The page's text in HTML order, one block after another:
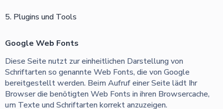
5. Plugins und Tools
Google Web Fonts
Diese Seite nutzt zur einheitlichen Darstellung von
Schriftarten so genannte Web Fonts, die von Google
bereitgestellt werden. Beim Aufruf einer Seite lädt Ihr
Browser die benötigten Web Fonts in ihren Browsercache,
um Texte und Schriftarten korrekt anzuzeigen.